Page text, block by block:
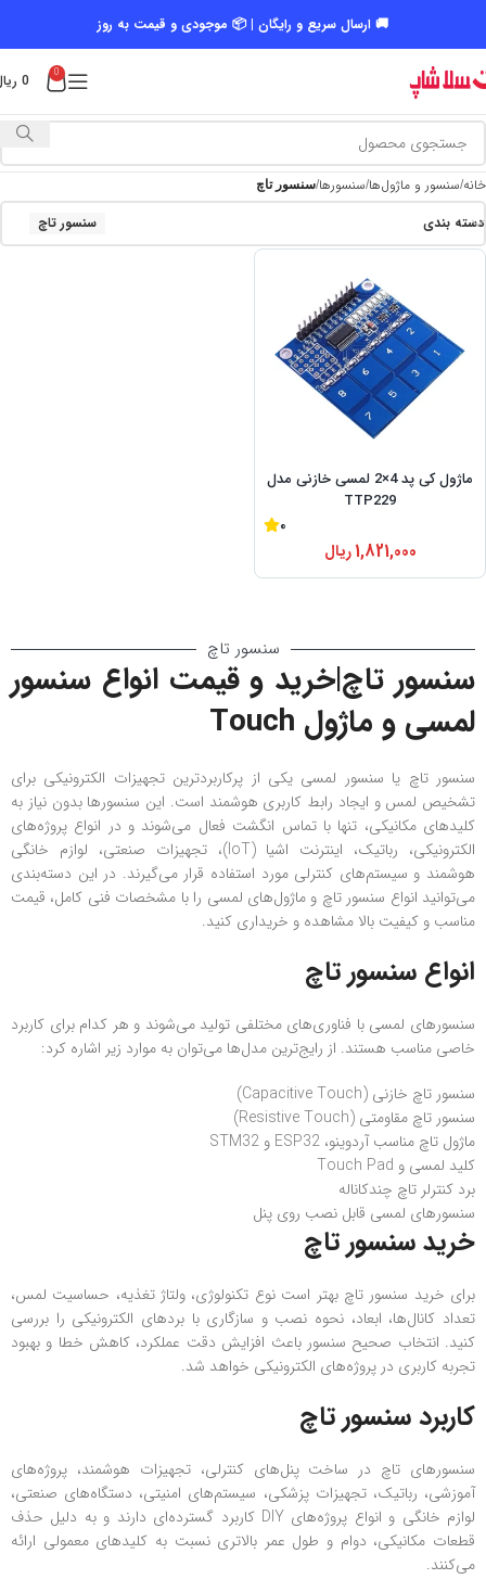
🚚 ارسال سریع و رایگان | 📦 موجودی و قیمت به روز
0
0
خانه سنسور و ماژول‌ها سنسورها سنسور تاچ
دسته بندی سنسور تاچ
ماژول کی پد 4×2 لمسی خازنی مدل
TTP229
0
1,821,000ریال
سنسور تاچ
سنسور تاچ|خرید و قیمت انواع سنسور
لمسی و ماژول Touch
سنسور تاچ یا سنسور لمسی یکی از پرکاربردترین تجهیزات الکترونیکی برای
تشخیص لمس و ایجاد رابط کاربری هوشمند است. این سنسورها بدون نیاز به
کلیدهای مکانیکی، تنها با تماس انگشت فعال می‌شوند و در انواع پروژه‌های
الکترونیکی، رباتیک، اینترنت اشیا (IoT)، تجهیزات صنعتی، لوازم خانگی
هوشمند و سیستم‌های کنترلی مورد استفاده قرار می‌گیرند. در این دسته‌بندی
می‌توانید انواع سنسور تاچ و ماژول‌های لمسی را با مشخصات فنی کامل، قیمت
مناسب و کیفیت بالا مشاهده و خریداری کنید.
انواع سنسور تاچ
سنسورهای لمسی با فناوری‌های مختلفی تولید می‌شوند و هر کدام برای کاربرد
خاصی مناسب هستند. از رایج‌ترین مدل‌ها می‌توان به موارد زیر اشاره کرد:
سنسور تاچ خازنی (Capacitive Touch)
سنسور تاچ مقاومتی (Resistive Touch)
ماژول تاچ مناسب آردوینو، ESP32 و STM32
کلید لمسی و Touch Pad
برد کنترلر تاچ چندکاناله
سنسورهای لمسی قابل نصب روی پنل
خرید سنسور تاچ
برای خرید سنسور تاچ بهتر است نوع تکنولوژی، ولتاژ تغذیه، حساسیت لمس،
تعداد کانال‌ها، ابعاد، نحوه نصب و سازگاری با بردهای الکترونیکی را بررسی
کنید. انتخاب صحیح سنسور باعث افزایش دقت عملکرد، کاهش خطا و بهبود
تجربه کاربری در پروژه‌های الکترونیکی خواهد شد.
کاربرد سنسور تاچ
سنسورهای تاچ در ساخت پنل‌های کنترلی، تجهیزات هوشمند، پروژه‌های
آموزشی، رباتیک، تجهیزات پزشکی، سیستم‌های امنیتی، دستگاه‌های صنعتی،
لوازم خانگی و انواع پروژه‌های DIY کاربرد گسترده‌ای دارند و به دلیل حذف
قطعات مکانیکی، دوام و طول عمر بالاتری نسبت به کلیدهای معمولی ارائه
می‌کنند.